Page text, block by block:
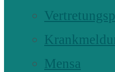
Mensa